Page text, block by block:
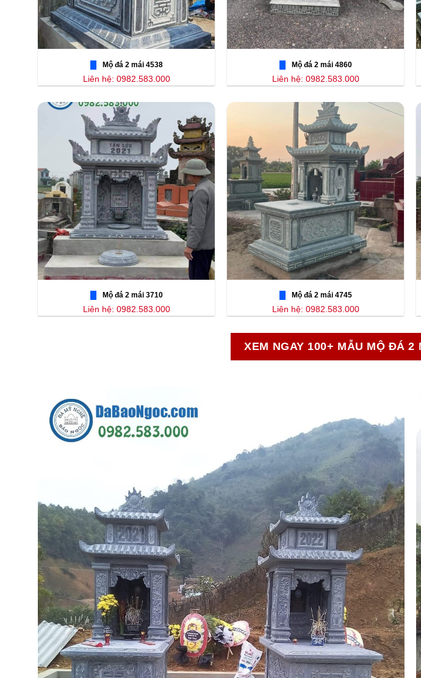
Mộ đá 2 mái 4538
Liên hệ: 0982.583.000
Mộ đá 2 mái 4860
Liên hệ: 0982.583.000
Mộ đá 2 mái 3710
Liên hệ: 0982.583.000
Mộ đá 2 mái 4745
Liên hệ: 0982.583.000
XEM NGAY 100+ MẪU MỘ ĐÁ